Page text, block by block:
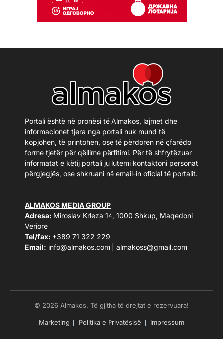
Portali është në pronësi të Almakos, lajmet dhe
informacionet tjera nga portali nuk mund të
kopjohen, të printohen, ose të përdoren në çfarëdo
forme tjetër për qëllime përfitimi. Për të shfrytëzuar
informatat e këtij portali ju lutemi kontaktoni personat
përgjegjës, ose shkruani në email-in oficial të portalit.
ALMAKOS MEDIA GROUP
Adresa: Miroslav Krleza 14, 1000 Shkup, Maqedoni
Veriore
Tel/fax: +389 71 322 229
Email: info@almakos.com almakoss@gmail.com
© 2026 Almakos. Të gjitha të drejtat e rezervuara!
Marketing Politika e Privatësisë Impressum